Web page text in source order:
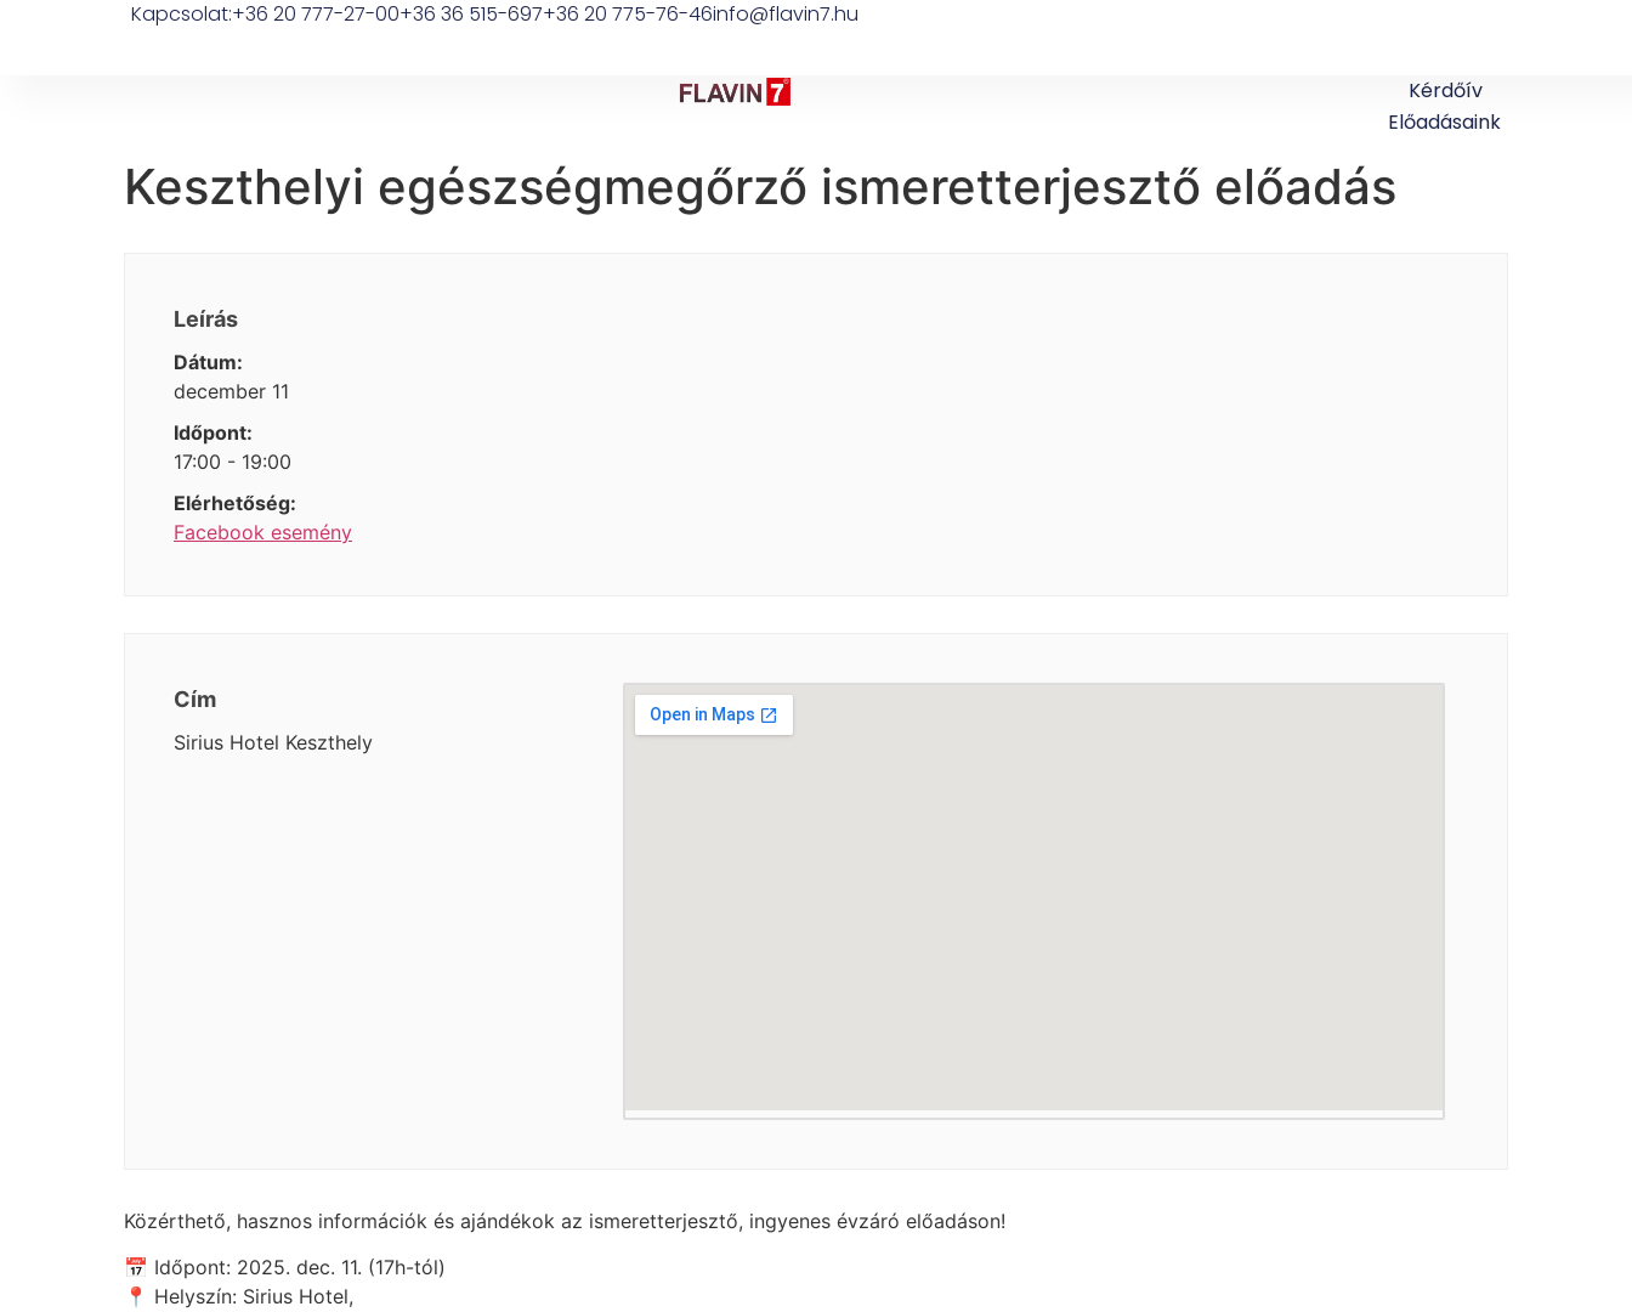
Kapcsolat:+36 20 777-27-00+36 36 515-697+36 20 775-76-46info@flavin7.hu
Kérdőív
Előadásaink
Keszthelyi egészségmegőrző ismeretterjesztő előadás
Leírás
Dátum:
december 11
Időpont:
17:00 - 19:00
Elérhetőség:
Facebook esemény
Cím
Sirius Hotel Keszthely
Közérthető, hasznos információk és ajándékok az ismeretterjesztő, ingyenes évzáró előadáson!
📅 Időpont: 2025. dec. 11. (17h-tól)
📍 Helyszín: Sirius Hotel,